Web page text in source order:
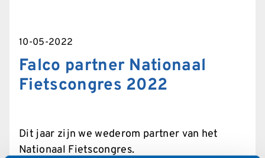
10-05-2022
Falco partner Nationaal
Fietscongres 2022
Dit jaar zijn we wederom partner van het
Nationaal Fietscongres.